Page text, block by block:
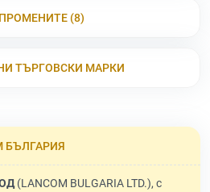
(8)
ТЪРГОВСКИ МАРКИ
БЪЛГАРИЯ
(LANCOM BULGARIA LTD.), с